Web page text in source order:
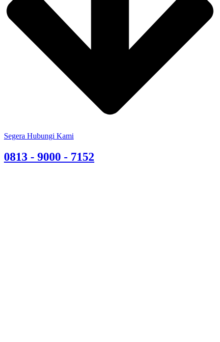
Segera Hubungi Kami
0813 - 9000 - 7152